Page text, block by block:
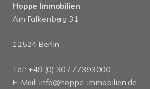
Hoppe Immobilien
Am Falkenberg 31
12524 Berlin
Tel.: +49 (0) 30 / 77393000
E-Mail: info@hoppe-immobilien.de